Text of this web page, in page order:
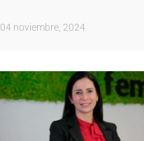
04 noviembre, 2024